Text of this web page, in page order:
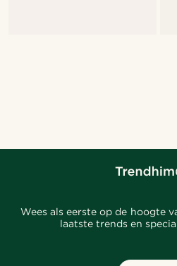
Wees als eerste op de hoogte
laatste trends en